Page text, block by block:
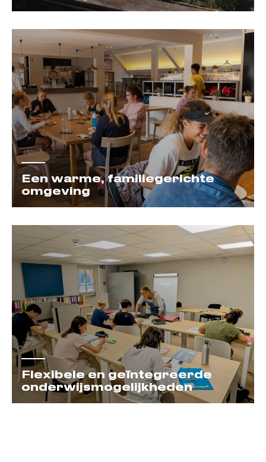
Een warme, familiegerichte
omgeving
Flexibele en geïntegreerde
onderwijsmogelijkheden